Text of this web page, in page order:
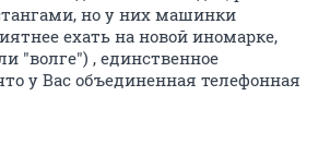
но у них машинки
ехать на новой иномарке,
"волге") , единственное
у Вас объединенная телефонная